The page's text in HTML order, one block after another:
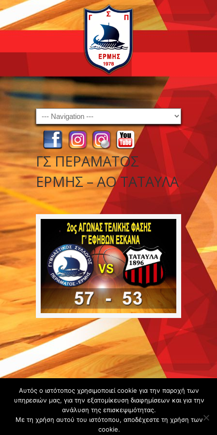
Navigation
ΓΣ ΠΕΡΑΜΑΤΟΣ
ΕΡΜΗΣ – ΑΟ ΤΑΤΑΥΛΑ
Copyright ©
2020 -
Gsperamatosermis.gr
All rights
Αυτός ο ιστότοπος χρησιμοποιεί cookie για την παροχή των
υπηρεσιών μας, για την εξατομίκευση διαφημίσεων και για την
ανάλυση της επισκεψιμότητας.
Με τη χρήση αυτού του ιστότοπου, αποδέχεστε τη χρήση των
cookie.